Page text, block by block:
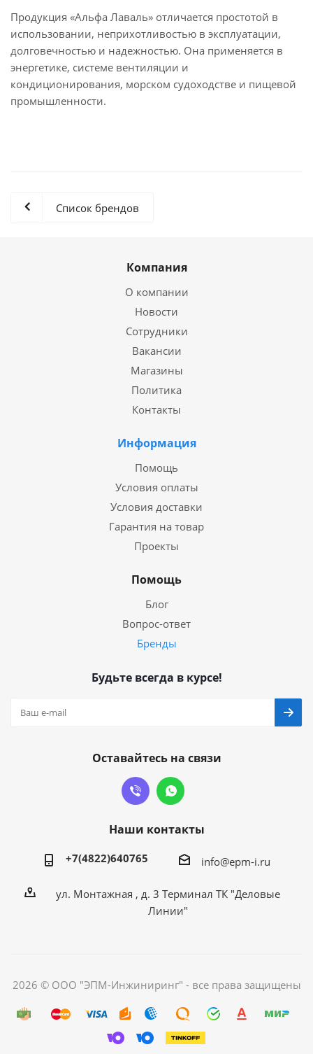
Продукция «Альфа Лаваль» отличается простотой в
использовании, неприхотливостью в эксплуатации,
долговечностью и надежностью. Она применяется в
энергетике, системе вентиляции и
кондиционирования, морском судоходстве и пищевой
промышленности.
Список брендов
Компания
О компании
Новости
Сотрудники
Вакансии
Магазины
Политика
Контакты
Информация
Помощь
Условия оплаты
Условия доставки
Гарантия на товар
Проекты
Помощь
Блог
Вопрос-ответ
Бренды
Будьте всегда в курсе!
Оставайтесь на связи
Наши контакты
+7(4822)640765 info@epm-i.ru
ул. Монтажная , д. 3 Терминал ТК "Деловые
Линии"
2026 © ООО "ЭПМ-Инжиниринг" - все права защищены